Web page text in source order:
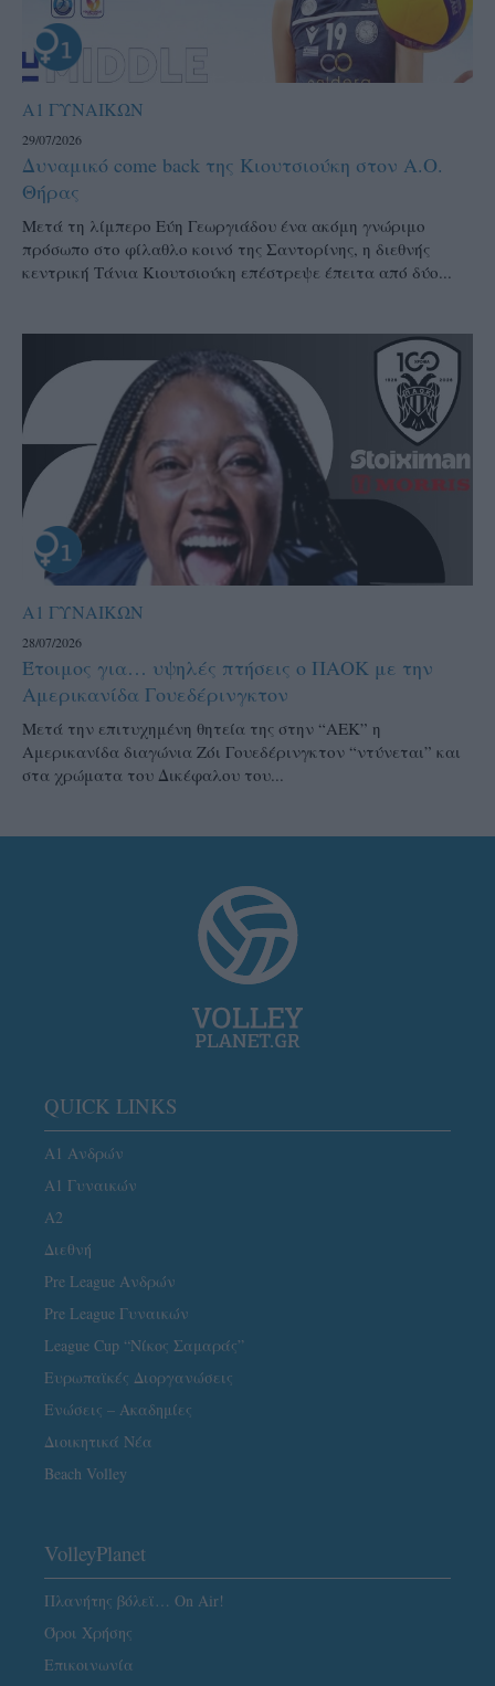
Α1 ΓΥΝΑΙΚΩΝ
29/07/2026
Δυναμικό come back της Κιουτσιούκη στον Α.Ο.
Θήρας
Μετά τη λίμπερο Εύη Γεωργιάδου ένα ακόμη γνώριμο
πρόσωπο στο φίλαθλο κοινό της Σαντορίνης, η διεθνής
κεντρική Τάνια Κιουτσιούκη επέστρεψε έπειτα από δύο...
Α1 ΓΥΝΑΙΚΩΝ
28/07/2026
Έτοιμος για… υψηλές πτήσεις ο ΠΑΟΚ με την
Αμερικανίδα Γουεδέρινγκτον
Μετά την επιτυχημένη θητεία της στην “ΑΕΚ” η
Αμερικανίδα διαγώνια Ζόι Γουεδέρινγκτον “ντύνεται” και
στα χρώματα του Δικέφαλου του...
QUICK LINKS
Α1 Ανδρών
Α1 Γυναικών
A2
Διεθνή
Pre League Ανδρών
Pre League Γυναικών
League Cup “Νίκος Σαμαράς”
Ευρωπαϊκές Διοργανώσεις
Ενώσεις – Ακαδημίες
Διοικητικά Νέα
Beach Volley
VolleyPlanet
Πλανήτης βόλεϊ… On Air!
Όροι Χρήσης
Επικοινωνία